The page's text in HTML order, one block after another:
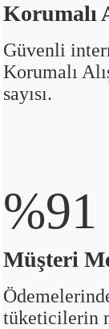
Korumalı
Güvenli
Korumalı
sayısı.
%91
Müşteri
tüketicilerin